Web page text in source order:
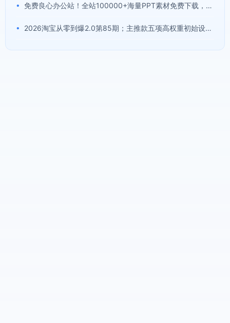
• 免费良心办公站！全站100000+海量PPT素材免费下载，每日更新，分类清晰，免注册登录下载爱PPT网
• 2026淘宝从零到爆2.0第85期；主推款五项高权重初始设置，改销量评晒秒单快速破零积累基础权重